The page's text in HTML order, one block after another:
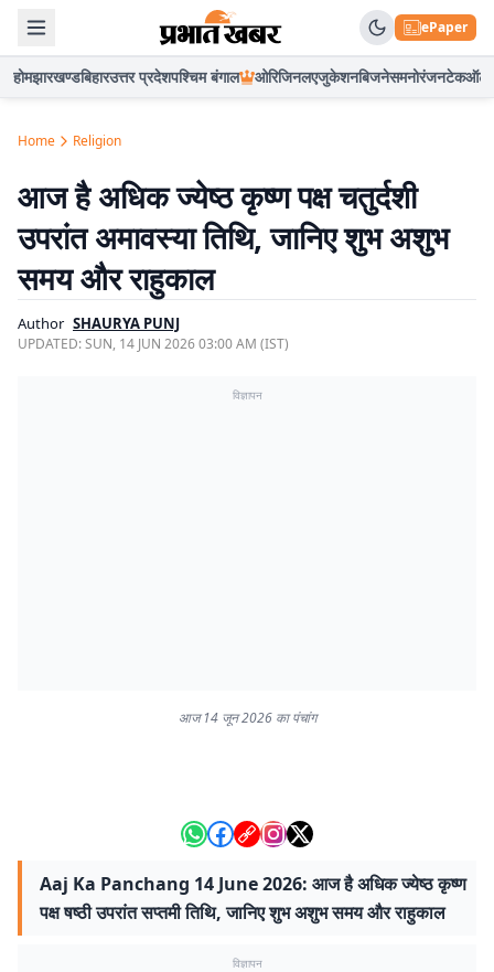
ePaper
होमझारखण्डबिहारउत्तर प्रदेशपश्चिम बंगाल ओरिजिनलएजुकेशनबिजनेसमनोरंजनटेकऑटो
Home Religion
आज है अधिक ज्येष्ठ कृष्ण पक्ष चतुर्दशी
उपरांत अमावस्या तिथि, जानिए शुभ अशुभ
समय और राहुकाल
Author SHAURYA PUNJ
UPDATED:SUN, 14 JUN 2026 03:00 AM (IST)
विज्ञापन
आज 14 जून 2026 का पंचांग
Aaj Ka Panchang 14 June 2026: आज है अधिक ज्येष्ठ कृष्ण
पक्ष षष्ठी उपरांत सप्तमी तिथि, जानिए शुभ अशुभ समय और राहुकाल
विज्ञापन